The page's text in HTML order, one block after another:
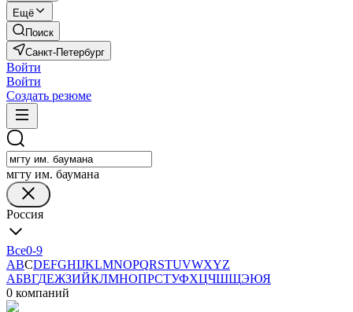
Ещё
Поиск
Санкт-Петербург
Войти
Войти
Создать резюме
мгту им. баумана
Россия
Все0-9
ABCDEFGHIJKLMNOPQRSTUVWXYZ
АБВГДЕЖЗИЙКЛМНОПРСТУФХЦЧШЩЭЮЯ
0 компаний